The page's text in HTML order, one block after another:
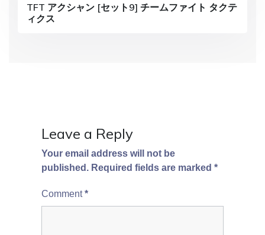
TFT アクシャン [セット9] チームファイト タクテ
ィクス
Leave a Reply
Your email address will not be
published. Required fields are marked *
Comment*